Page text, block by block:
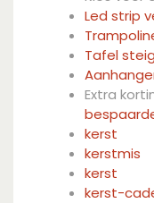
Led strip
Tafel
Extra
kerst
kerstmis
kerst
kerst-